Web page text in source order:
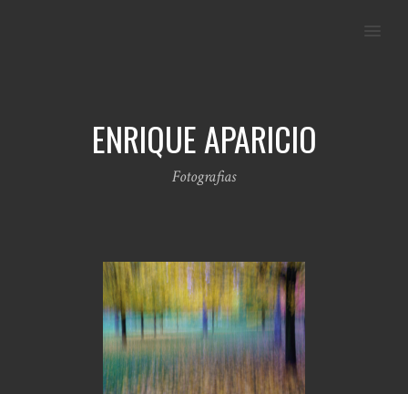
ENRIQUE APARICIO
Fotografias